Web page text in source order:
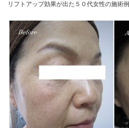
リフトアップ効果が出た５０代女性の施術例